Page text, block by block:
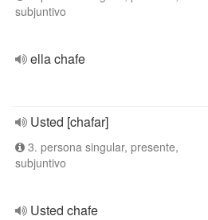
subjuntivo
ella chafe
Usted [chafar]
3. persona singular, presente,
subjuntivo
Usted chafe